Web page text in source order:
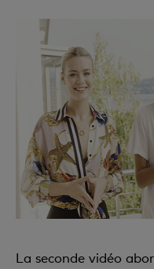
La seconde vidéo